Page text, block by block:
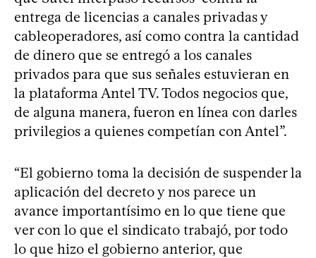
entrega de licencias a canales privadas y
cableoperadores, así como contra la cantidad
de dinero que se entregó a los canales
privados para que sus señales estuvieran en
la plataforma Antel TV. Todos negocios que,
de alguna manera, fueron en línea con darles
privilegios a quienes competían con Antel”.
“El gobierno toma la decisión de suspender la
aplicación del decreto y nos parece un
avance importantísimo en lo que tiene que
ver con lo que el sindicato trabajó, por todo
lo que hizo el gobierno anterior, que